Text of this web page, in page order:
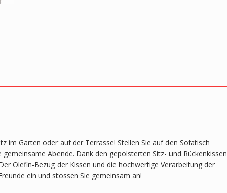
im Garten oder auf der Terrasse! Stellen Sie auf den Sofatisch
Abende. Dank den gepolsterten Sitz- und Rückenkissen
Olefin-Bezug der Kissen und die hochwertige Verarbeitung der
ein und stossen Sie gemeinsam an!